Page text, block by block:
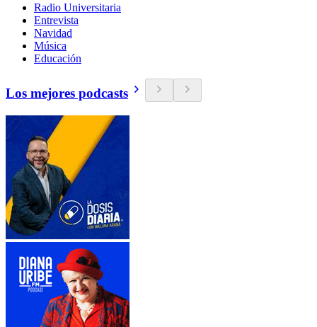
Radio Universitaria
Entrevista
Navidad
Música
Educación
Los mejores podcasts